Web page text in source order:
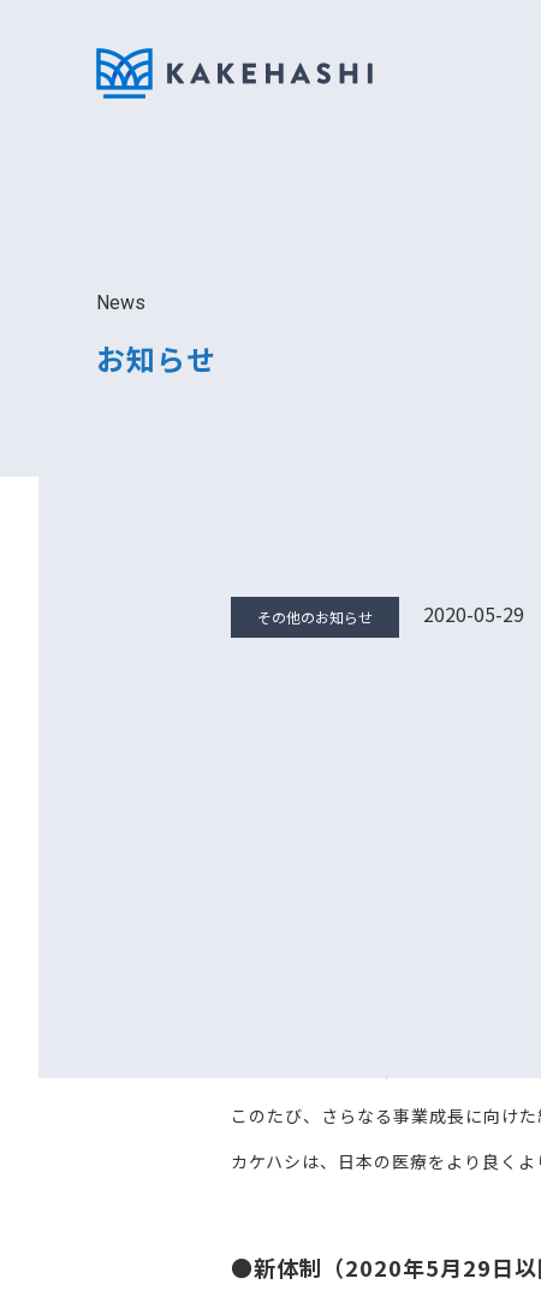
News
お知らせ
その他のお知らせ 2020-05-29
株式会社カケハシ（本社：東京都中
カケハシでは「日本の医療体験を、
「Musubi」）を展開しています。
このたび、さらなる事業成長に向け
カケハシは、日本の医療をより良く
●新体制（2020年5月29日以